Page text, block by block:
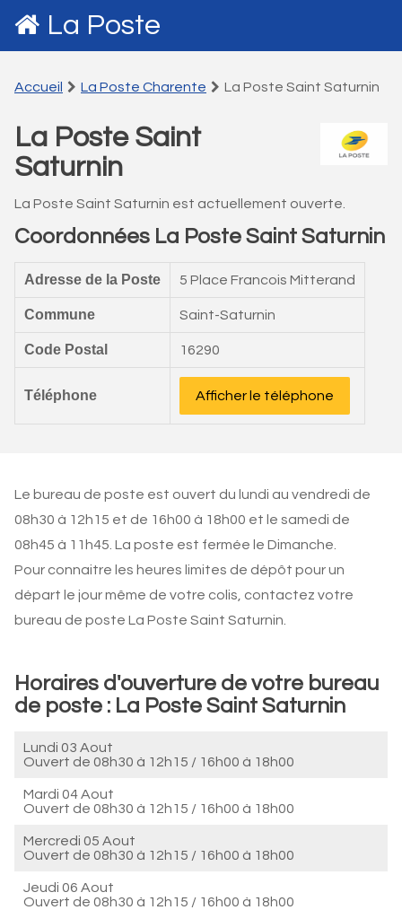
La Poste
Accueil La Poste Charente La Poste Saint Saturnin
La Poste Saint
Saturnin
La Poste Saint Saturnin est actuellement ouverte.
Coordonnées La Poste Saint Saturnin
Adresse de la Poste 5 Place Francois Mitterand
Commune Saint-Saturnin
Code Postal 16290
Téléphone Afficher le téléphone
Le bureau de poste est ouvert du lundi au vendredi de
08h30 à 12h15 et de 16h00 à 18h00 et le samedi de
08h45 à 11h45. La poste est fermée le Dimanche.
Pour connaitre les heures limites de dépôt pour un
départ le jour même de votre colis, contactez votre
bureau de poste La Poste Saint Saturnin.
Horaires d'ouverture de votre bureau
de poste : La Poste Saint Saturnin
Lundi 03 Aout
Ouvert de 08h30 à 12h15 / 16h00 à 18h00
Mardi 04 Aout
Ouvert de 08h30 à 12h15 / 16h00 à 18h00
Mercredi 05 Aout
Ouvert de 08h30 à 12h15 / 16h00 à 18h00
Jeudi 06 Aout
Ouvert de 08h30 à 12h15 / 16h00 à 18h00